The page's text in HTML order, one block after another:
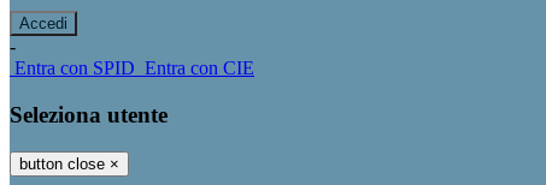
-
Entra con SPID Entra con CIE
Seleziona utente
button close ×